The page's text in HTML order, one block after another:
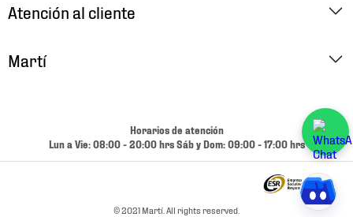
Atención al cliente
Cambios y Devoluciones
Condiciones de Entrega
Martí
Horarios de atención
Lun a Vie: 08:00 - 20:00 hrs Sáb y Dom: 09:00 - 17:00 hrs
© 2021 Martí. All rights reserved.